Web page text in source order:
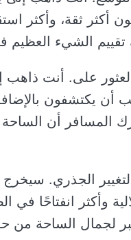
ثقة، وأكثر
تقييم الشيء
على. أنت
أن يكتشفون
المسافر أن الساحة
الجذري.
وأكثر انفتاحًا
لجمال الساحة من